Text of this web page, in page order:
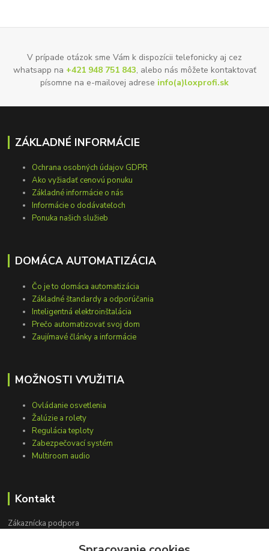
V prípade otázok sme Vám k dispozícii telefonicky aj cez
whatsapp na +421 948 751 843, alebo nás môžete kontaktovať
písomne na e-mailovej adrese info(a)loxprofi.sk
ZÁKLADNÉ INFORMÁCIE
Ochrana osobných údajov GDPR
Ako vyžiadať cenovú ponuku
Základné informácie o nás
Informácie o dodávateľoch
Ponuka našich služieb
DOMÁCA AUTOMATIZÁCIA
Čo je to domáca automatizácia
Základné štandardy a odporúčania
Inteligentná elektroinštalácia
Prečo automatizovať svoj dom
Zaujímavé články a informácie
MOŽNOSTI VYUŽITIA
Ovládanie osvetlenia
Žalúzie a rolety
Regulácia teploty
Zabezpečovací systém
Multiroom audio
Kontakt
Zákaznícka podpora